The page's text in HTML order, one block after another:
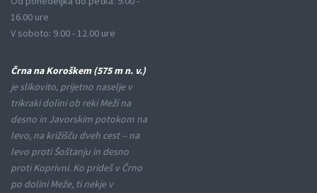
16.00 ure
V soboto: 9.00 - 12.00 ure
Črna na Koroškem (575 m n. v.)
je slikovito, prijetno naselje v
trikraki dolini ob reki Meži na
desno in Javorskim potokom na
levo, na križišču dveh cest – na
levo proti Šoštanju in desno
proti Koprivni. Ko prideš v Črno
po dolini Meže, ti nekje v